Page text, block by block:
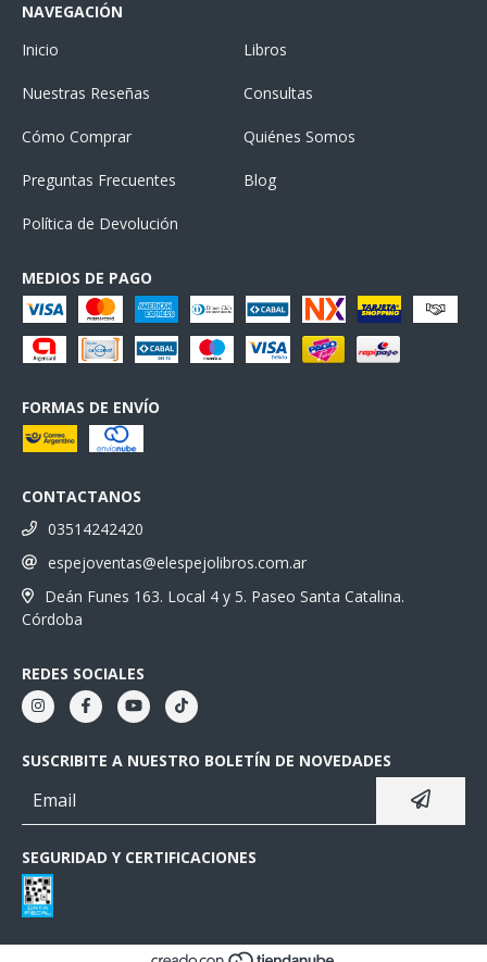
NAVEGACIÓN
Inicio
Libros
Nuestras Reseñas Consultas
Cómo Comprar Quiénes Somos
Preguntas Frecuentes Blog
Política de Devolución
MEDIOS DE PAGO
FORMAS DE ENVÍO
CONTACTANOS
03514242420
espejoventas@elespejolibros.com.ar
Deán Funes 163. Local 4 y 5. Paseo Santa Catalina.
Córdoba
REDES SOCIALES
SUSCRIBITE A NUESTRO BOLETÍN DE NOVEDADES
SEGURIDAD Y CERTIFICACIONES